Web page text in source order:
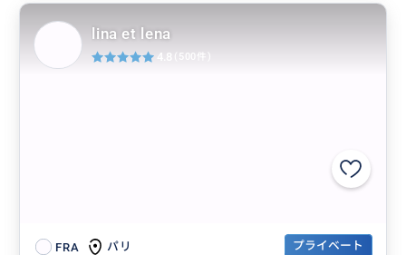
FRA パリ プライベート
lina et lena
4.8 (500件)